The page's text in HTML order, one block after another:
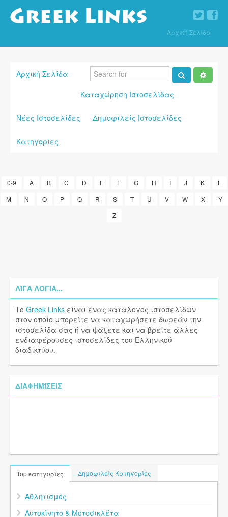
Αρχική Σελίδα
Αρχική Σελίδα
Καταχώρηση Ιστοσελίδας
Νέες Ιστοσελίδες Δημοφιλείς Ιστοσελίδες
Κατηγορίες
0-9 A B C D E F G H I J K
L
M
N O P Q R S T U V W X
Y
Z
ΛΊΓΑ ΛΌΓΙΑ...
Το Greek Links είναι ένας κατάλογος ιστοσελίδων
στον οποίο μπορείτε να καταχωρήσετε δωρεάν την
ιστοσελίδα σας ή να ψάξετε και να βρείτε άλλες
ενδιαφέρουσες ιστοσελίδες του Ελληνικού
διαδικτύου.
ΔΙΑΦΗΜΊΣΕΙΣ
Top κατηγορίες Δημοφιλείς Κατηγορίες
Αθλητισμός
Αυτοκίνητο & Μοτοσικλέτα